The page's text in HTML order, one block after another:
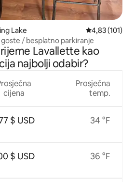
Lake Prosječna
4,83 (101)
/ besplatno parkiranje
Lavallette kao
najbolji odabir?
cijena
$ USD
$ USD
Prosječna
temp.
34 °F
36 °F